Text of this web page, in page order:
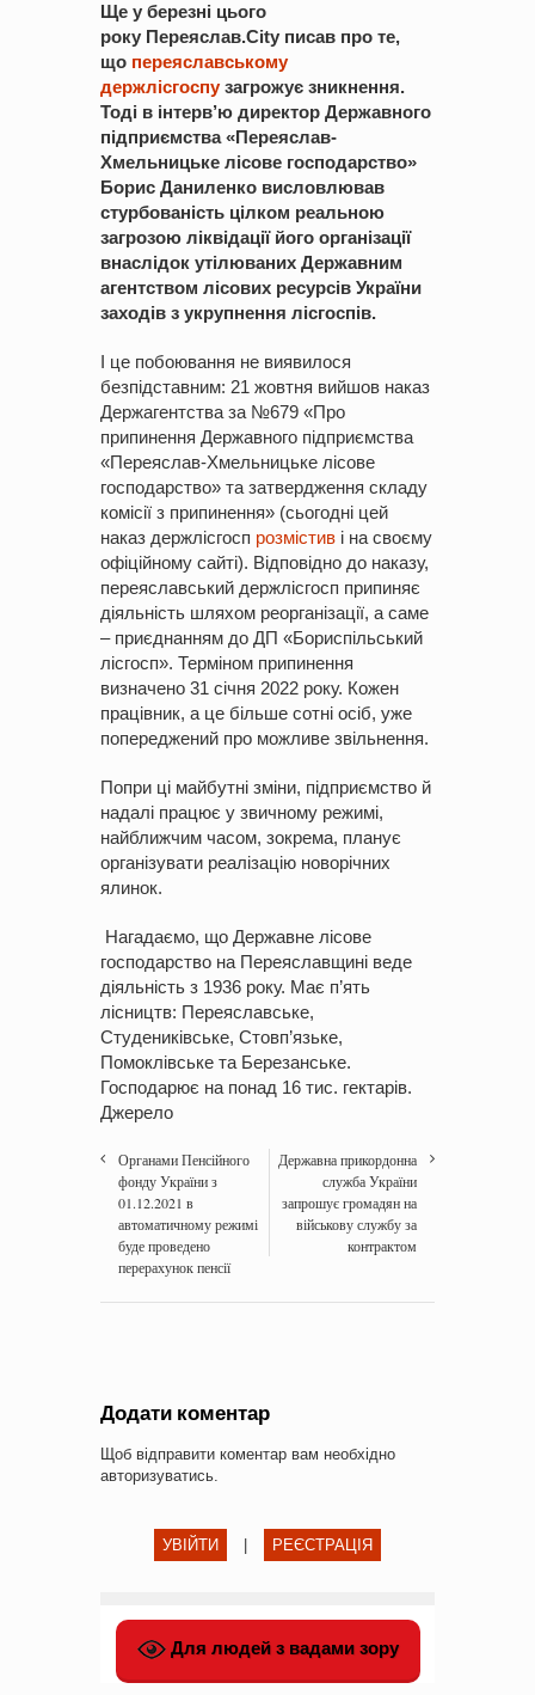
Ще у березні цього
року Переяслав.City писав про те,
що переяславському
держлісгоспузагрожує зникнення.
Тоді в інтерв’ю директор Державного
підприємства «Переяслав-
Хмельницьке лісове господарство»
Борис Даниленко висловлював
стурбованість цілком реальною
загрозою ліквідації його організації
внаслідок утілюваних Державним
агентством лісових ресурсів України
заходів з укрупнення лісгоспів.
І це побоювання не виявилося
безпідставним: 21 жовтня вийшов наказ
Держагентства за №679 «Про
припинення Державного підприємства
«Переяслав-Хмельницьке лісове
господарство» та затвердження складу
комісії з припинення» (сьогодні цей
наказ держлісгосп розмістив і на своєму
офіційному сайті). Відповідно до наказу,
переяславський держлісгосп припиняє
діяльність шляхом реорганізації, а саме
– приєднанням до ДП «Бориспільський
лісгосп». Терміном припинення
визначено 31 січня 2022 року. Кожен
працівник, а це більше сотні осіб, уже
попереджений про можливе звільнення.
Попри ці майбутні зміни, підприємство й
надалі працює у звичному режимі,
найближчим часом, зокрема, планує
організувати реалізацію новорічних
ялинок.
Нагадаємо, що Державне лісове
господарство на Переяславщині веде
діяльність з 1936 року. Має п’ять
лісництв: Переяславське,
Студениківське, Стовп’язьке,
Помоклівське та Березанське.
Господарює на понад 16 тис. гектарів.
Джерело
Органами Пенсійного
фонду України з
01.12.2021 в
автоматичному режимі
буде проведено
перерахунок пенсії
Державна прикордонна
служба України
запрошує громадян на
військову службу за
контрактом
Додати коментар
Щоб відправити коментар вам необхідно
авторизуватись.
УВІЙТИ РЕЄСТРАЦІЯ
Для людей з вадами зору